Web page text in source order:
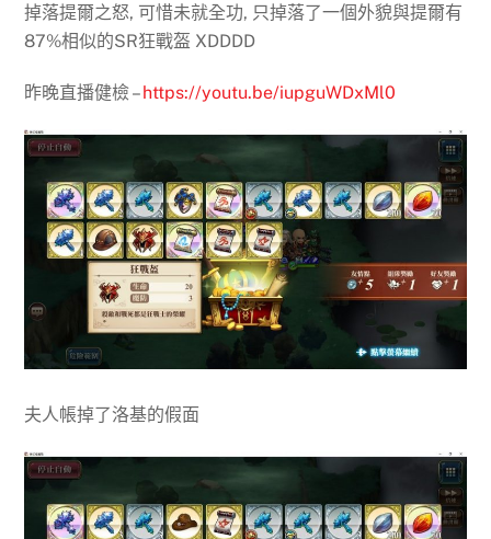
掉落提爾之怒, 可惜未就全功, 只掉落了一個外貌與提爾有
87%相似的SR狂戰盔 XDDDD
昨晚直播健檢 –https://youtu.be/iupguWDxMl0
夫人帳掉了洛基的假面